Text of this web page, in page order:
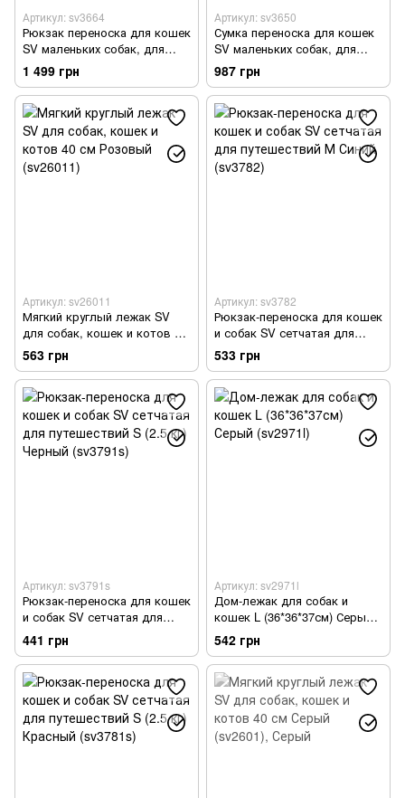
Артикул: sv3664
Рюкзак переноска для кошек
SV маленьких собак, для
котов 42х25х30 cm Голубой
(sv3664)
1 499 грн
Артикул: sv3650
Сумка переноска для кошек
SV маленьких собак, для
котов 47х30х24 см
Фиолетовый (sv3650)
987 грн
Артикул: sv26011
Мягкий круглый лежак SV
для собак, кошек и котов 40
см Розовый (sv26011)
563 грн
Артикул: sv3782
Рюкзак-переноска для кошек
и собак SV сетчатая для
путешествий М Синий
(sv3782)
533 грн
Артикул: sv3791s
Рюкзак-переноска для кошек
и собак SV сетчатая для
путешествий S (2.5 кг)
Черный (sv3791s)
441 грн
Артикул: sv2971l
Дом-лежак для собак и
кошек L (36*36*37см) Серый
(sv2971l)
542 грн